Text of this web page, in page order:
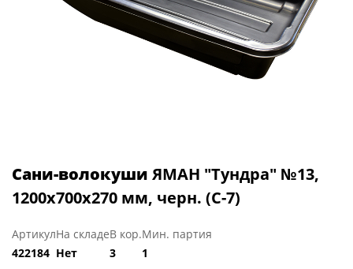
Сани-волокуши ЯМАН "Тундра" №13,
1200х700х270 мм, черн. (С-7)
Артикул
422184
На складе
Нет
В кор.
3
Мин. партия
1